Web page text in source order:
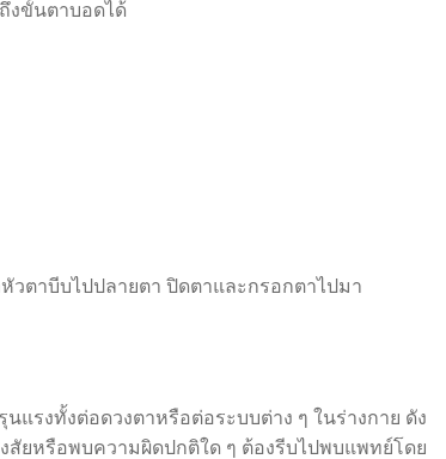
งขั้นตาบอดได้
วตาบีบไปปลายตา ปิดตาและกรอกตาไปมา
งทั้งต่อดวงตาหรือต่อระบบต่าง ๆ ในร่างกาย ดัง
ยหรือพบความผิดปกติใด ๆ ต้องรีบไปพบแพทย์โดย